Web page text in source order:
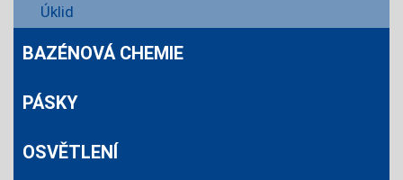
Úklid
BAZÉNOVÁ CHEMIE
PÁSKY
OSVĚTLENÍ